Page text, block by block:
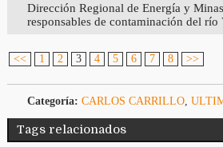
Dirección Regional de Energía y
responsables de contaminación del río
<< 1 2 3 4 5 6 7 8 >>
Categoría: CARLOS CARRILLO,
Tags relacionados